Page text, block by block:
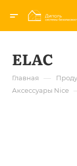
ELAC
Главная —
Аксессуары Nice